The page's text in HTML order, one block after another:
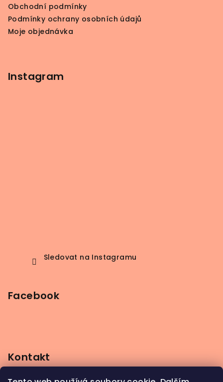
Obchodní podmínky
Podmínky ochrany osobních údajů
Moje objednávka
Instagram
Sledovat na Instagramu
Facebook
Kontakt